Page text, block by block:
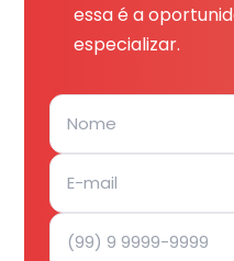
essa é a
especializar.